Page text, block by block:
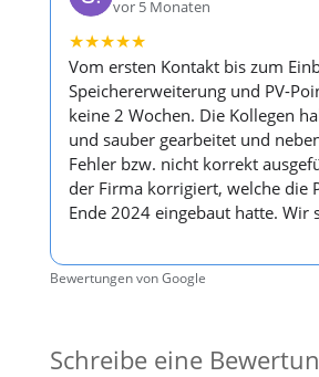
vor 5 Monaten
★★★★★
Vom ersten Kontakt bis zum
Speichererweiterung und PV-
keine 2 Wochen. Die Kollegen
und sauber gearbeitet und
Fehler bzw. nicht korrekt
der Firma korrigiert, welche die
Ende 2024 eingebaut hatte.
Bewertungen von Google
Schreibe eine